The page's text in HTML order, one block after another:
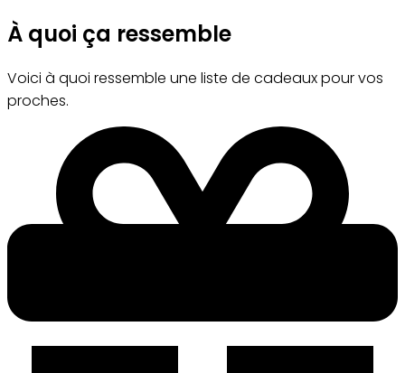
À quoi ça ressemble
Voici à quoi ressemble une liste de cadeaux pour vos
proches.